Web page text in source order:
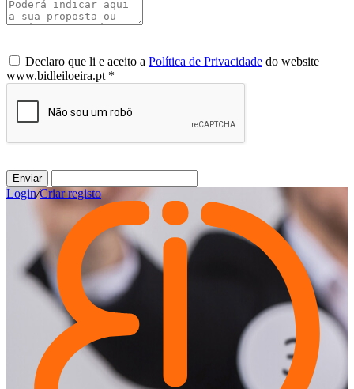
Declaro que li e aceito a Política de Privacidade do website
www.bidleiloeira.pt *
Enviar
Login/Criar registo